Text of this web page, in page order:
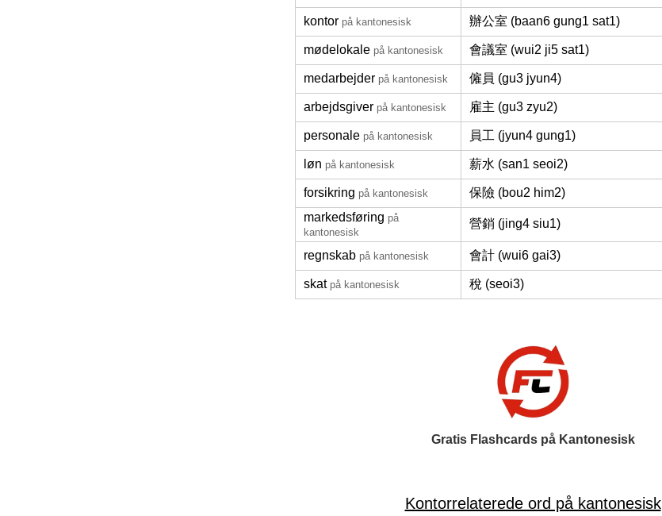
kontor på kantonesisk 辦公室 (baan6 gung1 sat1)
mødelokale på kantonesisk 會議室 (wui2 ji5 sat1)
medarbejder på kantonesisk 僱員 (gu3 jyun4)
arbejdsgiver på kantonesisk 雇主 (gu3 zyu2)
personale på kantonesisk 員工 (jyun4 gung1)
løn på kantonesisk 薪水 (san1 seoi2)
forsikring på kantonesisk
保險 (bou2 him2)
markedsføring på
kantonesisk
營銷 (jing4 siu1)
regnskab på kantonesisk 會計 (wui6 gai3)
skat på kantonesisk 稅 (seoi3)
Gratis Flashcards på Kantonesisk
Kontorrelaterede ord på kantonesisk